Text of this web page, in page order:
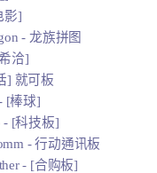
影]
- 龙族拼图
洽]
] 就可板
[棒球]
- [科技板]
- 行动通讯板
- [合购板]